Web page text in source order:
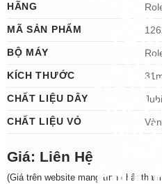
HÃNG
MÃ SẢN PHẨM
BỘ MÁY
KÍCH THƯỚC
CHẤT LIỆU DÂY
CHẤT LIỆU VỎ
Giá: Liên Hệ
(Giá trên website mang tính chất